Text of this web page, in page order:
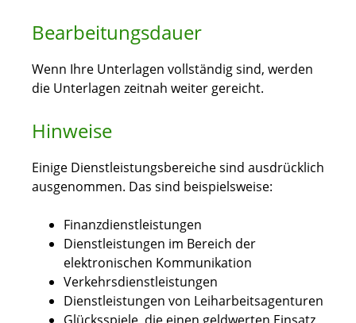
Bearbeitungsdauer
Wenn Ihre Unterlagen vollständig sind, werden
die Unterlagen zeitnah weiter gereicht.
Hinweise
Einige Dienstleistungsbereiche sind ausdrücklich
ausgenommen. Das sind beispielsweise:
Finanzdienstleistungen
Dienstleistungen im Bereich der
elektronischen Kommunikation
Verkehrsdienstleistungen
Dienstleistungen von Leiharbeitsagenturen